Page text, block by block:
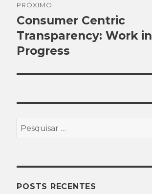
PRÓXIMO
Próximo
post:
Consumer Centric
Transparency: Work in
Progress
Pesquisar
por:
POSTS RECENTES